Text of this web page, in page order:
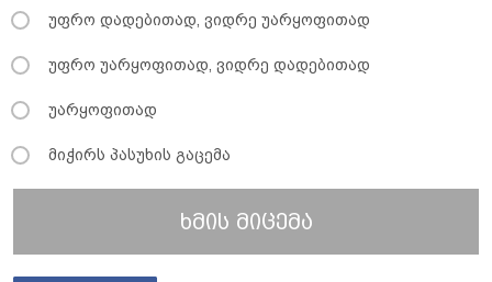
უფრო დადებითად, ვიდრე უარყოფითად
უფრო უარყოფითად, ვიდრე დადებითად
უარყოფითად
მიჭირს პასუხის გაცემა
ხმის მიცემა